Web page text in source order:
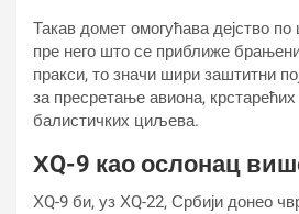
Такав домет омогућава дејство
пре него што се приближе
пракси, то значи шири заштитни
за пресретање авиона,
балистичких циљева.
ХQ-9 као ослонац
ХQ-9 би, уз ХQ-22, Србији донео